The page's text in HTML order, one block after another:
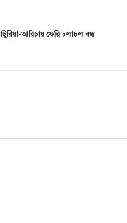
আরিচায় ফেরি চলাচল বন্ধ